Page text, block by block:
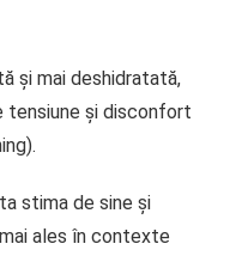
și mai deshidratată,
tensiune și disconfort
stima de sine și
ales în contexte